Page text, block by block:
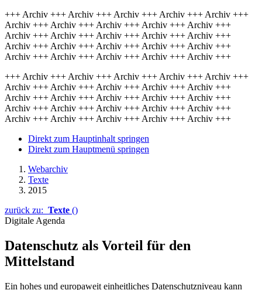
+++ Archiv +++ Archiv +++ Archiv +++ Archiv +++ Archiv +++
Archiv +++ Archiv +++ Archiv +++ Archiv +++ Archiv +++
Archiv +++ Archiv +++ Archiv +++ Archiv +++ Archiv +++
Archiv +++ Archiv +++ Archiv +++ Archiv +++ Archiv +++
Archiv +++ Archiv +++ Archiv +++ Archiv +++ Archiv +++
+++ Archiv +++ Archiv +++ Archiv +++ Archiv +++ Archiv +++
Archiv +++ Archiv +++ Archiv +++ Archiv +++ Archiv +++
Archiv +++ Archiv +++ Archiv +++ Archiv +++ Archiv +++
Archiv +++ Archiv +++ Archiv +++ Archiv +++ Archiv +++
Archiv +++ Archiv +++ Archiv +++ Archiv +++ Archiv +++
Direkt zum Hauptinhalt springen
Direkt zum Hauptmenü springen
Webarchiv
Texte
2015
zurück zu: Texte ()
Digitale Agenda
Datenschutz als Vorteil für den
Mittelstand
Ein hohes und europaweit einheitliches Datenschutzniveau kann